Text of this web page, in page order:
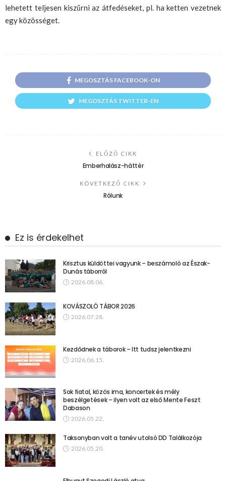
lehetett teljesen kiszűrni az átfedéseket, pl. ha ketten vezetnek
egy közösséget.
MEGOSZTÁS FACEBOOK-ON
MEGOSZTÁS TWITTER-EN
ELŐZŐ CIKK
Emberhalász-háttér
KÖVETKEZŐ CIKK
Rólunk
Ez is érdekelhet
Krisztus küldöttei vagyunk – beszámoló az Észak-
Dunás táborról
2026.08.06.
KOVÁSZOLÓ TÁBOR 2026
2026.07.28.
Kezdődnek a táborok – Itt tudsz jelentkezni
2026.06.15.
Sok fiatal, közös ima, koncertek és mély
beszélgetések – ilyen volt az első Mente Feszt
Dabason
2026.05.22.
Taksonyban volt a tanév utolsó DD Találkozója
2026.05.20.